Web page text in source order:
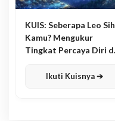
KUIS: Seberapa Leo Sih
Kamu? Mengukur
Tingkat Percaya Diri
Ikuti Kuisnya ➔